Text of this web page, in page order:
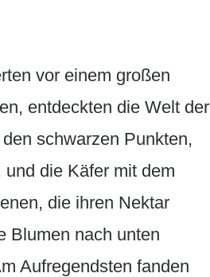
vor einem großen
entdeckten die Welt der
schwarzen Punkten,
die Käfer mit dem
die ihren Nektar
Blumen nach unten
Aufregendsten fanden